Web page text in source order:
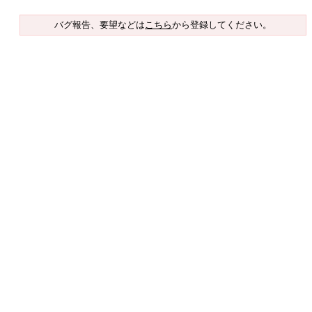
バグ報告、要望などはこちらから登録してください。